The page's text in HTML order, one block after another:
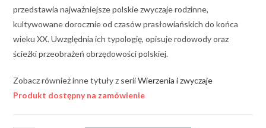
przedstawia najważniejsze polskie zwyczaje rodzinne,
kultywowane dorocznie od czasów prasłowiańskich do końca
wieku XX. Uwzględnia ich typologię, opisuje rodowody oraz
ścieżki przeobrażeń obrzędowości polskiej.
Zobacz również inne tytuły z seriiWierzenia i zwyczaje
Produkt dostępny na zamówienie